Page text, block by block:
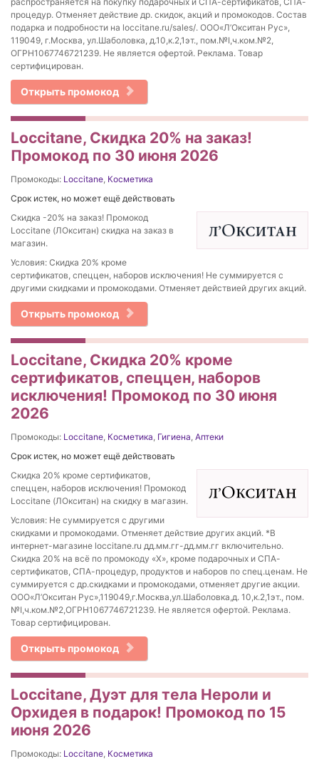
процедур. Отменяет действие др. скидок, акций и промокодов. Состав
подарка и подробности на loccitane.ru/sales/. ООО«Л’Окситан Рус»,
119049, г.Москва, ул.Шаболовка, д.10,к.2,1эт., пом.№I,ч.ком.№2,
ОГРН1067746721239. Не является офертой. Реклама. Товар
сертифицирован.
Открыть промокод
Loccitane, Скидка 20% на заказ!
Промокод по 30 июня 2026
Промокоды: Loccitane, Косметика
Срок истек, но может ещё действовать
Скидка -20% на заказ! Промокод
Loccitane (ЛОкситан) скидка на заказ в
магазин.
Условия: Скидка 20% кроме
сертификатов, спеццен, наборов исключения! Не суммируется с
другими скидками и промокодами. Отменяет действией других акций.
Открыть промокод
Loccitane, Скидка 20% кроме
сертификатов, спеццен, наборов
исключения! Промокод по 30 июня
2026
Промокоды: Loccitane, Косметика, Гигиена, Аптеки
Срок истек, но может ещё действовать
Скидка 20% кроме сертификатов,
спеццен, наборов исключения! Промокод
Loccitane (ЛОкситан) на скидку в магазин.
Условия: Не суммируется с другими
скидками и промокодами. Отменяет действие других акций. *В
интернет-магазине loccitane.ru дд.мм.гг-дд.мм.гг включительно.
Скидка 20% на всё по промокоду «Х», кроме подарочных и СПА-
сертификатов, СПА-процедур, продуктов и наборов по спец.ценам. Не
суммируется с др.скидками и промокодами, отменяет другие акции.
ООО«Л’Окситан Рус»,119049,г.Москва,ул.Шаболовка,д. 10,к.2,1эт., пом.
№I,ч.ком.№2,ОГРН1067746721239. Не является офертой. Реклама.
Товар сертифицирован.
Открыть промокод
Loccitane, Дуэт для тела Нероли и
Орхидея в подарок! Промокод по 15
июня 2026
Промокоды: Loccitane, Косметика